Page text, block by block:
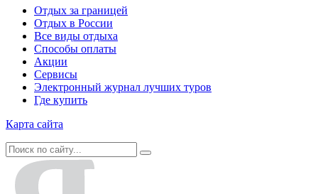
Отдых за границей
Отдых в России
Все виды отдыха
Способы оплаты
Акции
Сервисы
Электронный журнал лучших туров
Где купить
Карта сайта